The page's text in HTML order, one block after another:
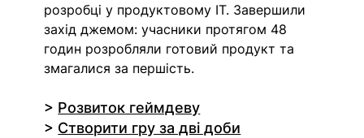
розробці у продуктовому IT. Завершили
захід джемом: учасники протягом 48
годин розробляли готовий продукт та
змагалися за першість.
> Розвиток геймдеву
> Створити гру за дві доби